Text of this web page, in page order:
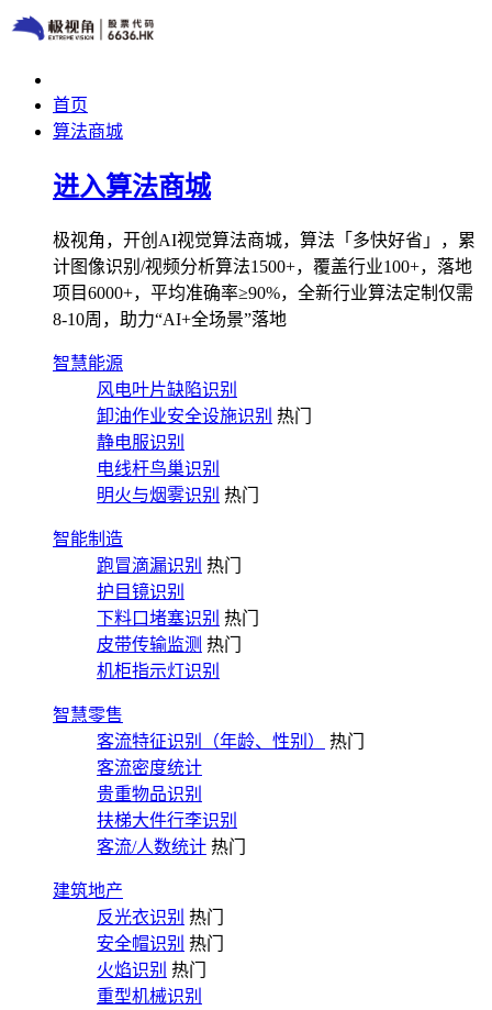
首页
算法商城
进入算法商城
极视角，开创AI视觉算法商城，算法「多快好省」，累
计图像识别/视频分析算法1500+，覆盖行业100+，落地
项目6000+，平均准确率≥90%，全新行业算法定制仅需
8-10周，助力“AI+全场景”落地
智慧能源
风电叶片缺陷识别
卸油作业安全设施识别 热门
静电服识别
电线杆鸟巢识别
明火与烟雾识别 热门
智能制造
跑冒滴漏识别 热门
护目镜识别
下料口堵塞识别 热门
皮带传输监测 热门
机柜指示灯识别
智慧零售
客流特征识别（年龄、性别）
热门
客流密度统计
贵重物品识别
扶梯大件行李识别
客流/人数统计 热门
建筑地产
反光衣识别 热门
安全帽识别 热门
火焰识别 热门
重型机械识别